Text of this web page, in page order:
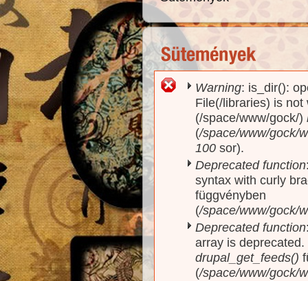
Hibaüzenet
Warning: is_dir():
File(/libraries) is
(/space/www/gock/)
(/space/www/gock/
100 sor).
Deprecated function
syntax with curly
függvényben
(/space/www/gock/
Deprecated function
array is
drupal_get_feeds()
(/space/www/gock/